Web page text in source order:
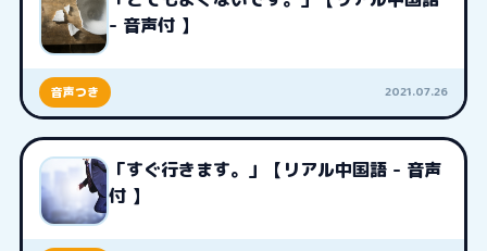
- 音声付 】
音声つき 2021.07.26
「すぐ行きます。」【リアル中国語 - 音声
付 】